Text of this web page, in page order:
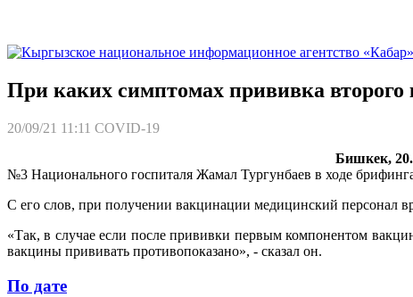
При каких симптомах прививка
20/09/21 11:11 COVID-19
Бишкек,
№3 Национального госпиталя Жамал Тургунбаев в ходе
С его слов, при получении вакцинации медицинский персонал
«Так, в случае если после прививки первым компонентом
вакцины прививать противопоказано», - сказал он.
По дате